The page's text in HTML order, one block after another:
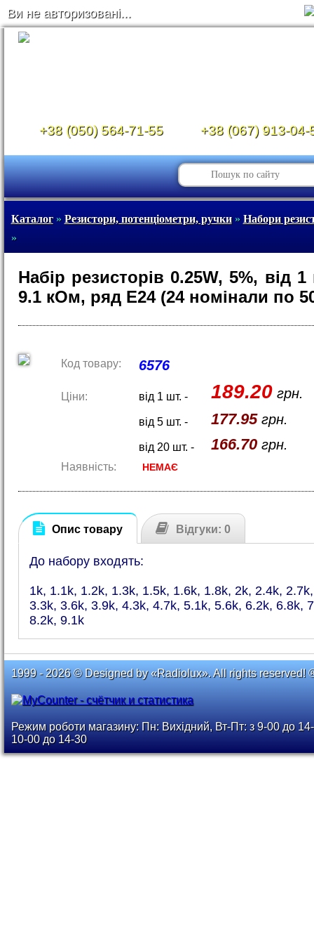
Ви не авторизовані...
+38 (050) 564-71-55 +38 (067) 913-04-
Каталог» Резистори, потенціометри, ручки» Набори
»
Набір резисторів 0.25W, 5%, від
9.1 кОм, ряд Е24 (24 номінали по
Код товару: 6576
Ціни: від 1 шт. - 189.20грн.
від 5 шт. - 177.95грн.
від 20 шт. - 166.70грн.
Наявність: НЕМАЄ
Опис товару Відгуки: 0
До набору входять:
1k, 1.1k, 1.2k, 1.3k, 1.5k, 1.6k, 1.8k, 2k, 2.4k,
3.3k, 3.6k, 3.9k, 4.3k, 4.7k, 5.1k, 5.6k, 6.2k, 6.8k,
8.2k, 9.1k
1999 - 2026 © Designed by «Radiolux». All rights reserved!
Режим роботи магазину: Пн: Вихідний, Вт-Пт: з 9-00 до
10-00 до 14-30